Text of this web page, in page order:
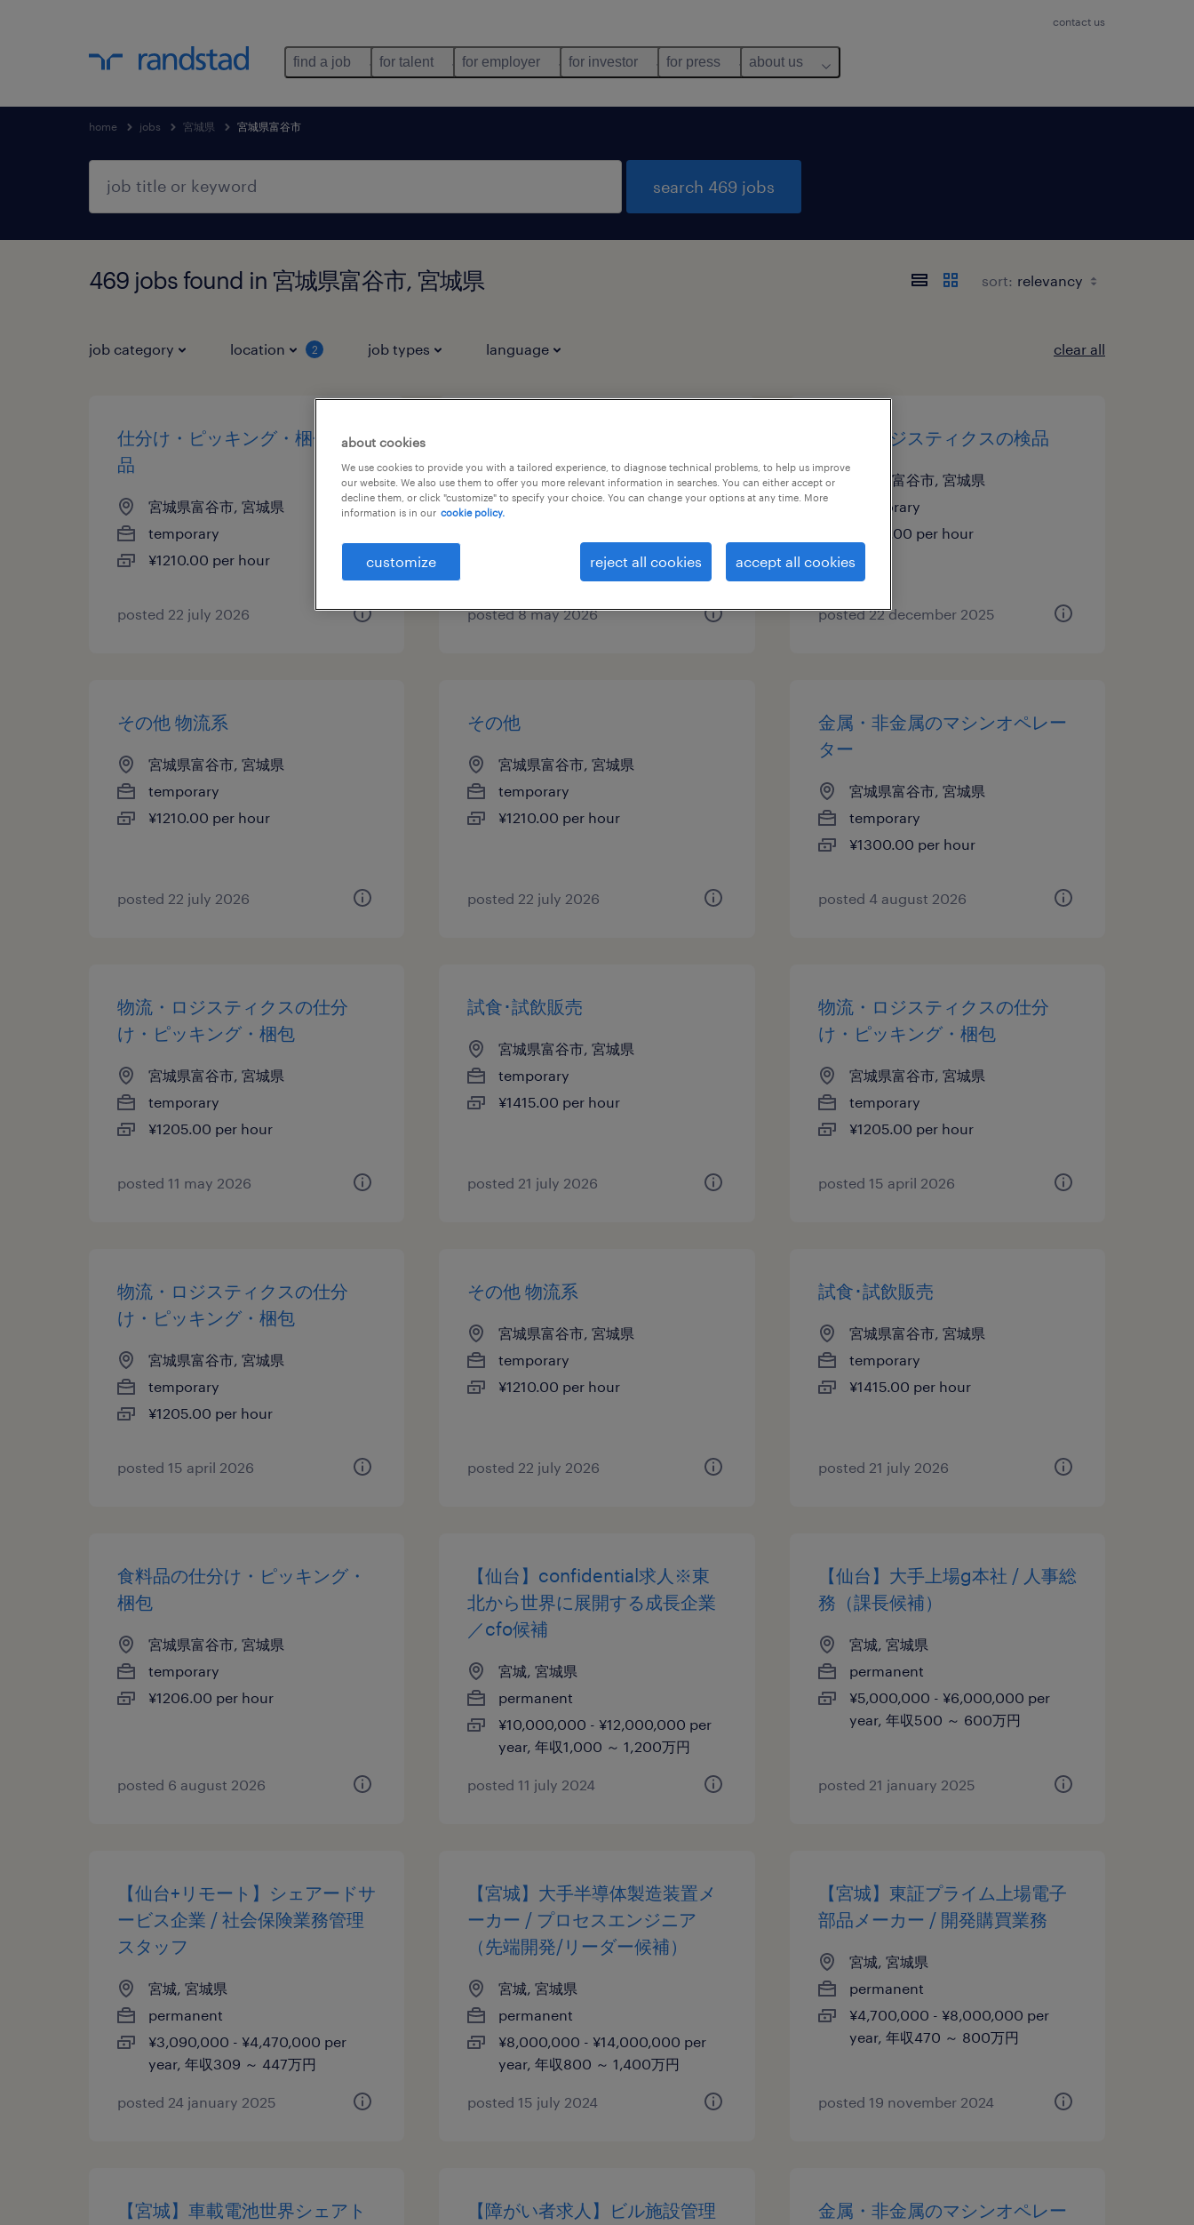
contact us
find a job for talent for employer for investor for press about us
home jobs 宮城県 宮城県富谷市
search 469 jobs
469 jobs found in 宮城県富谷市, 宮城県 sort:
job category location 2 job types language clear all
仕分け・ピッキング・梱包・検
品
宮城県富谷市, 宮城県
temporary
¥1210.00 per hour
posted 22 july 2026
け・ピッキング・梱包
宮城県富谷市, 宮城県
¥1205.00 per hour
posted 8 may 2026
物流・ロジスティクスの検品
宮城県富谷市, 宮城県
temporary
¥1250.00 per hour
posted 22 december 2025
その他 物流系
宮城県富谷市, 宮城県
temporary
¥1210.00 per hour
posted 22 july 2026
その他
宮城県富谷市, 宮城県
temporary
¥1210.00 per hour
posted 22 july 2026
金属・非金属のマシンオペレー
ター
宮城県富谷市, 宮城県
temporary
¥1300.00 per hour
posted 4 august 2026
物流・ロジスティクスの仕分
け・ピッキング・梱包
宮城県富谷市, 宮城県
temporary
¥1205.00 per hour
posted 11 may 2026
試食･試飲販売
宮城県富谷市, 宮城県
temporary
¥1415.00 per hour
posted 21 july 2026
物流・ロジスティクスの仕分
け・ピッキング・梱包
宮城県富谷市, 宮城県
temporary
¥1205.00 per hour
posted 15 april 2026
物流・ロジスティクスの仕分
け・ピッキング・梱包
宮城県富谷市, 宮城県
temporary
¥1205.00 per hour
posted 15 april 2026
その他 物流系
宮城県富谷市, 宮城県
temporary
¥1210.00 per hour
posted 22 july 2026
試食･試飲販売
宮城県富谷市, 宮城県
temporary
¥1415.00 per hour
posted 21 july 2026
食料品の仕分け・ピッキング・
梱包
宮城県富谷市, 宮城県
temporary
¥1206.00 per hour
posted 6 august 2026
【仙台】confidential求人※東
北から世界に展開する成長企業
／cfo候補
宮城, 宮城県
permanent
¥10,000,000 - ¥12,000,000 per
year, 年収1,000 ～ 1,200万円
posted 11 july 2024
【仙台】大手上場g本社 / 人事総
務（課長候補）
宮城, 宮城県
permanent
¥5,000,000 - ¥6,000,000 per
year, 年収500 ～ 600万円
posted 21 january 2025
【仙台+リモート】シェアードサ
ービス企業 / 社会保険業務管理
スタッフ
宮城, 宮城県
permanent
¥3,090,000 - ¥4,470,000 per
year, 年収309 ～ 447万円
posted 24 january 2025
【宮城】大手半導体製造装置メ
ーカー / プロセスエンジニア
（先端開発/リーダー候補）
宮城, 宮城県
permanent
¥8,000,000 - ¥14,000,000 per
year, 年収800 ～ 1,400万円
posted 15 july 2024
【宮城】東証プライム上場電子
部品メーカー / 開発購買業務
宮城, 宮城県
permanent
¥4,700,000 - ¥8,000,000 per
year, 年収470 ～ 800万円
posted 19 november 2024
【宮城】車載電池世界シェアト
【障がい者求人】ビル施設管理
金属・非金属のマシンオペレー
about cookies
We use cookies to provide you with a tailored experience, to diagnose technical problems, to help us improve
our website. We also use them to offer you more relevant information in searches. You can either accept or
decline them, or click "customize" to specify your choice. You can change your options at any time. More
information is in our cookie policy.
customize reject all cookies accept all cookies